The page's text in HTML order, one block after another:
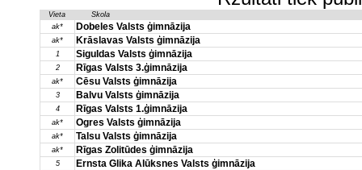
Vieta
Skola
ak*
Dobeles Valsts ģimnāzija
ak* Krāslavas Valsts ģimnāzija
1 Siguldas Valsts ģimnāzija
2 Rīgas Valsts 3.ģimnāzija
ak* Cēsu Valsts ģimnāzija
3 Balvu Valsts ģimnāzija
4 Rīgas Valsts 1.ģimnāzija
ak* Ogres Valsts ģimnāzija
ak* Talsu Valsts ģimnāzija
ak* Rīgas Zolitūdes ģimnāzija
5 Ernsta Glika Alūksnes Valsts ģimnāzija